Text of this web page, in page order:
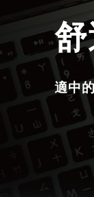
適中